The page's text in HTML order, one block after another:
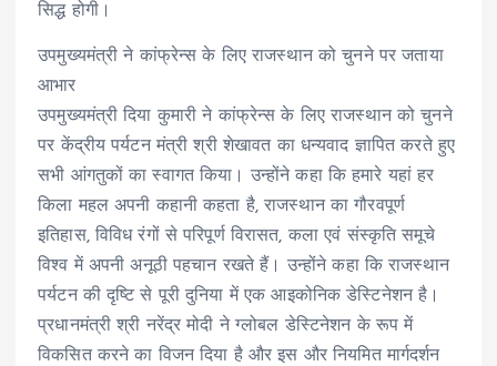
सिद्ध होगी।
उपमुख्यमंत्री ने कांफ्रेन्स के लिए राजस्थान को चुनने पर जताया
आभार
उपमुख्यमंत्री दिया कुमारी ने कांफ्रेन्स के लिए राजस्थान को चुनने
पर केंद्रीय पर्यटन मंत्री श्री शेखावत का धन्यवाद ज्ञापित करते हुए
सभी आंगतुकों का स्वागत किया। उन्होंने कहा कि हमारे यहां हर
किला महल अपनी कहानी कहता है, राजस्थान का गौरवपूर्ण
इतिहास, विविध रंगों से परिपूर्ण विरासत, कला एवं संस्कृति समूचे
विश्व में अपनी अनूठी पहचान रखते हैं। उन्होंने कहा कि राजस्थान
पर्यटन की दृष्टि से पूरी दुनिया में एक आइकोनिक डेस्टिनेशन है।
प्रधानमंत्री श्री नरेंद्र मोदी ने ग्लोबल डेस्टिनेशन के रूप में
विकसित करने का विजन दिया है और इस और नियमित मार्गदर्शन